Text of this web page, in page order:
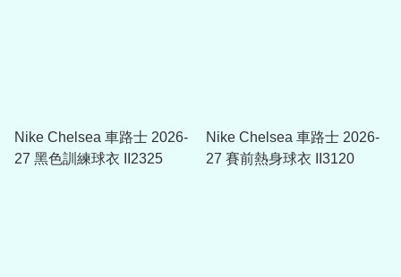
Nike Chelsea 車路士 2026-
27 黑色訓練球衣 II2325
Nike Chelsea 車路士 2026-
27 賽前熱身球衣 II3120